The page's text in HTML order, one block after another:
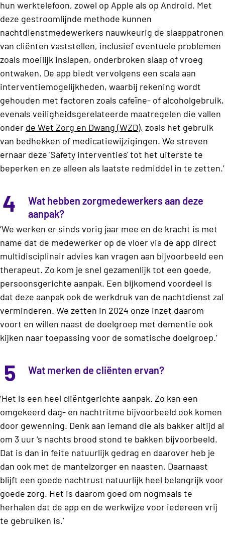
hun werktelefoon, zowel op Apple als op Android. Met
deze gestroomlijnde methode kunnen
nachtdienstmedewerkers nauwkeurig de slaappatronen
van cliënten vaststellen, inclusief eventuele problemen
zoals moeilijk inslapen, onderbroken slaap of vroeg
ontwaken. De app biedt vervolgens een scala aan
interventiemogelijkheden, waarbij rekening wordt
gehouden met factoren zoals cafeïne- of alcoholgebruik,
evenals veiligheidsgerelateerde maatregelen die vallen
onder de Wet Zorg en Dwang (WZD), zoals het gebruik
van bedhekken of medicatiewijzigingen. We streven
ernaar deze 'Safety interventies' tot het uiterste te
beperken en ze alleen als laatste redmiddel in te zetten.’
4
Wat hebben zorgmedewerkers aan deze
aanpak?
‘We werken er sinds vorig jaar mee en de kracht is met
name dat de medewerker op de vloer via de app direct
multidisciplinair advies kan vragen aan bijvoorbeeld een
therapeut. Zo kom je snel gezamenlijk tot een goede,
persoonsgerichte aanpak. Een bijkomend voordeel is
dat deze aanpak ook de werkdruk van de nachtdienst zal
verminderen. We zetten in 2024 onze inzet daarom
voort en willen naast de doelgroep met dementie ook
kijken naar toepassing voor de somatische doelgroep.’
5 Wat merken de cliënten ervan?
‘Het is een heel cliëntgerichte aanpak. Zo kan een
omgekeerd dag- en nachtritme bijvoorbeeld ook komen
door gewenning. Denk aan iemand die als bakker altijd al
om 3 uur ‘s nachts brood stond te bakken bijvoorbeeld.
Dat is dan in feite natuurlijk gedrag en daarover heb je
dan ook met de mantelzorger en naasten. Daarnaast
blijft een goede nachtrust natuurlijk heel belangrijk voor
goede zorg. Het is daarom goed om nogmaals te
herhalen dat de app en de werkwijze voor iedereen vrij
te gebruiken is.’